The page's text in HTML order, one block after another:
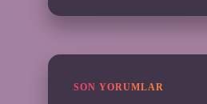
SON YORUMLAR